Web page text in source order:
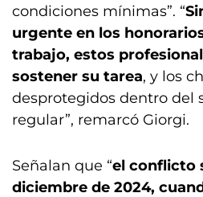
condiciones mínimas”. “
urgente en los
trabajo, estos
sostener su tarea, y los
desprotegidos dentro del
regular”, remarcó Giorgi.
Señalan que “el conflicto
diciembre de 2024,